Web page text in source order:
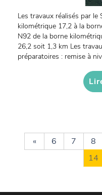
Les travaux réalisés par
kilométrique 17,2 à la
N92 de la borne
26,2 soit 1,3 km Les
préparatoires : remise à
« 6 7 8
14